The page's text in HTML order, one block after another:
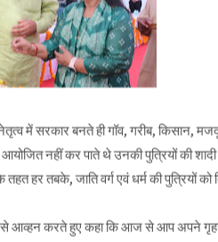
में सरकार बनते ही गॉव, गरीब, किसान,
आयोजित नहीं कर पाते थे उनकी पुत्रियों की
हर तबके, जाति वर्ग एवं धर्म की पुत्रियों को
से आव्हन करते हुए कहा कि आज से आप अपने